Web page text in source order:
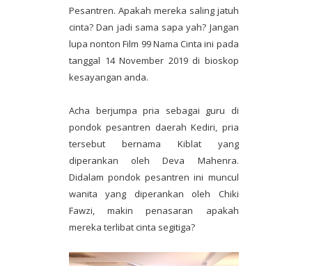
Pesantren. Apakah mereka saling jatuh
cinta? Dan jadi sama sapa yah? Jangan
lupa nonton Film 99 Nama Cinta ini pada
tanggal 14 November 2019 di bioskop
kesayangan anda.
Acha berjumpa pria sebagai guru di
pondok pesantren daerah Kediri, pria
tersebut bernama Kiblat yang
diperankan oleh Deva Mahenra.
Didalam pondok pesantren ini muncul
wanita yang diperankan oleh Chiki
Fawzi, makin penasaran apakah
mereka terlibat cinta segitiga?